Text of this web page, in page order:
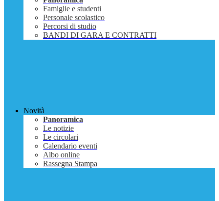
Famiglie e studenti
Personale scolastico
Percorsi di studio
BANDI DI GARA E CONTRATTI
Novità
Panoramica
Le notizie
Le circolari
Calendario eventi
Albo online
Rassegna Stampa